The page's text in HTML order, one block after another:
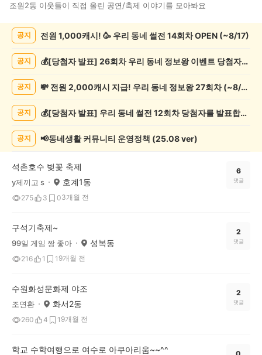
조원2동 이웃들이 직접 올린 공연/축제 이야기를 모아봐요
연/
목
공지 전원 1,000캐시! 🥳 우리 동네 썰전 14회차 OPEN (~8/17)
공지 💰[당첨자 발표] 26회차 우리 동네 정보왕 이벤트 당첨자를 발표합니다!
공지 💸 전원 2,000캐시 지급! 우리 동네 정보왕 27회차 (~8/10)
공지 💰[당첨자 발표] 우리 동네 썰전 12회차 당첨자를 발표합니다!
공지 📢동네생활 커뮤니티 운영정책 (25.08 ver)
석촌호수 벚꽃 축제
y제끼고 s 호계1동
275 3 03개월 전
6
댓글
구석기축제~
99일 게임 짱 좋아 성복동
216 1 1 9개월 전
2
댓글
수원화성문화제 야조
조연환 화서2동
260 4 1 9개월 전
2
댓글
학교 수학여행으로 여수로 아쿠아리움~~^^